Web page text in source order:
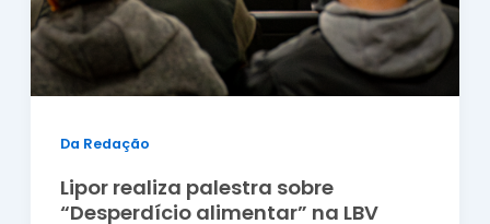
Da Redação
Lipor realiza palestra sobre
“Desperdício alimentar” na LBV